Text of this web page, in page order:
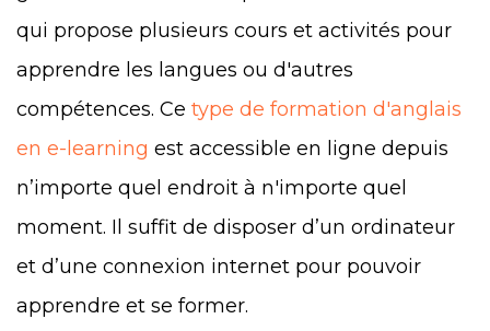
qui propose plusieurs cours et activités pour
apprendre les langues ou d'autres
compétences. Ce type de formation d'anglais
en e-learning est accessible en ligne depuis
n’importe quel endroit à n'importe quel
moment. Il suffit de disposer d’un ordinateur
et d’une connexion internet pour pouvoir
apprendre et se former.